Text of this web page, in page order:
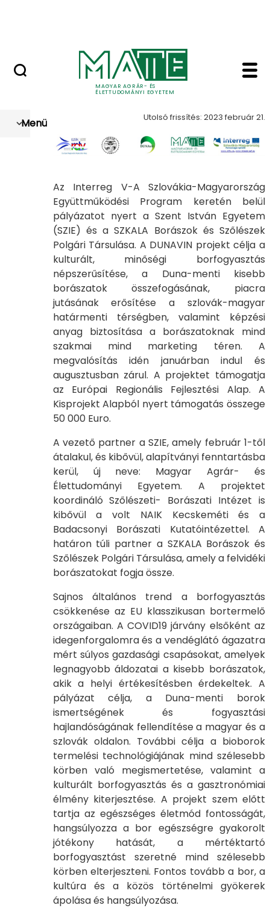
MAGYAR AGRÁR- ÉS
ÉLETTUDOMÁNYI EGYETEM
Dunavin - Szőlészeti
Dunavin
Menü Utolsó frissítés: 2023 február 21.
Az Interreg V-A Szlovákia-Magyarország
Együttműködési Program keretén belül
pályázatot nyert a Szent István Egyetem
(SZIE) és a SZKALA Borászok és Szőlészek
Polgári Társulása. A DUNAVIN projekt célja a
kulturált, minőségi borfogyasztás
népszerűsítése, a Duna-menti kisebb
borászatok összefogásának, piacra
jutásának erősítése a szlovák-magyar
határmenti térségben, valamint képzési
anyag biztosítása a borászatoknak mind
szakmai mind marketing téren. A
megvalósítás idén januárban indul és
augusztusban zárul. A projektet támogatja
az Európai Regionális Fejlesztési Alap. A
Kisprojekt Alapból nyert támogatás összege
50 000 Euro.
A vezető partner a SZIE, amely február 1-től
átalakul, és kibővül, alapítványi fenntartásba
kerül, új neve: Magyar Agrár- és
Élettudományi Egyetem. A projektet
koordináló Szőlészeti- Borászati Intézet is
kibővül a volt NAIK Kecskeméti és a
Badacsonyi Borászati Kutatóintézettel. A
határon túli partner a SZKALA Borászok és
Szőlészek Polgári Társulása, amely a felvidéki
borászatokat fogja össze.
Sajnos általános trend a borfogyasztás
csökkenése az EU klasszikusan bortermelő
országaiban. A COVID19 járvány elsőként az
idegenforgalomra és a vendéglátó ágazatra
mért súlyos gazdasági csapásokat, amelyek
legnagyobb áldozatai a kisebb borászatok,
akik a helyi értékesítésben érdekeltek. A
pályázat célja, a Duna-menti borok
ismertségének és fogyasztási
hajlandóságának fellendítése a magyar és a
szlovák oldalon. További célja a bioborok
termelési technológiájának mind szélesebb
körben való megismertetése, valamint a
kulturált borfogyasztás és a gasztronómiai
élmény kiterjesztése. A projekt szem előtt
tartja az egészséges életmód fontosságát,
hangsúlyozza a bor egészségre gyakorolt
jótékony hatását, a mértéktartó
borfogyasztást szeretné mind szélesebb
körben elterjeszteni. Fontos tovább a bor, a
kultúra és a közös történelmi gyökerek
ápolása és hangsúlyozása.